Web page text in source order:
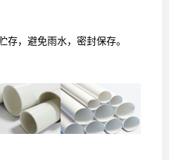
存，避免雨水，密封保存。